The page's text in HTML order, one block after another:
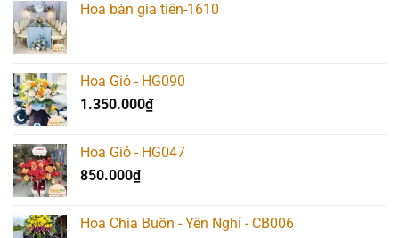
Hoa bàn gia tiên-1610
Hoa Giỏ - HG090
1.350.000₫
Hoa Giỏ - HG047
850.000₫
Hoa Chia Buồn - Yên Nghỉ - CB006